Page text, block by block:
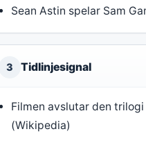
Sean Astin spelar Sam
3 Tidlinjesignal
Filmen avslutar den
(Wikipedia)